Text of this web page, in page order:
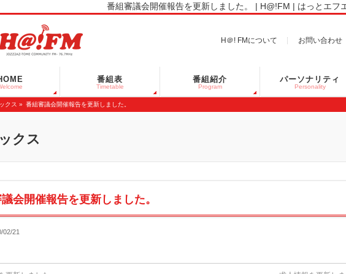
番組審議会開催報告を更新しました。 | H@!FM | はっとエフ
H＠! FMについて お問い合わせ
番組表
Timetable
番組紹介
Program
パーソナリティ
Personality
クス » 番組審議会開催報告を更新しました。
クス
会開催報告を更新しました。
02/21